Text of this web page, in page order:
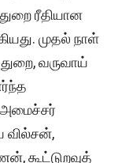
ரீதியான
முதல் நாள்
வருவாய்
வில்சன்,
கூட்டுறவுத்